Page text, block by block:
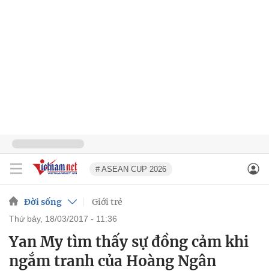
# ASEAN CUP 2026
Đời sống Giới trẻ
thứ bảy, 18/03/2017 - 11:36
Yan My tìm thấy sự đồng cảm khi
ngắm tranh của Hoàng Ngân